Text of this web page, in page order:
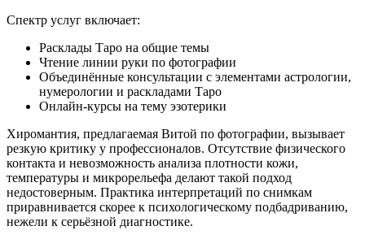
Спектр услуг включает:
Расклады Таро на общие темы
Чтение линии руки по фотографии
Объединённые консультации с элементами астрологии,
нумерологии и раскладами Таро
Онлайн-курсы на тему эзотерики
Хиромантия, предлагаемая Витой по фотографии, вызывает
резкую критику у профессионалов. Отсутствие физического
контакта и невозможность анализа плотности кожи,
температуры и микрорельефа делают такой подход
недостоверным. Практика интерпретаций по снимкам
приравнивается скорее к психологическому подбадриванию,
нежели к серьёзной диагностике.